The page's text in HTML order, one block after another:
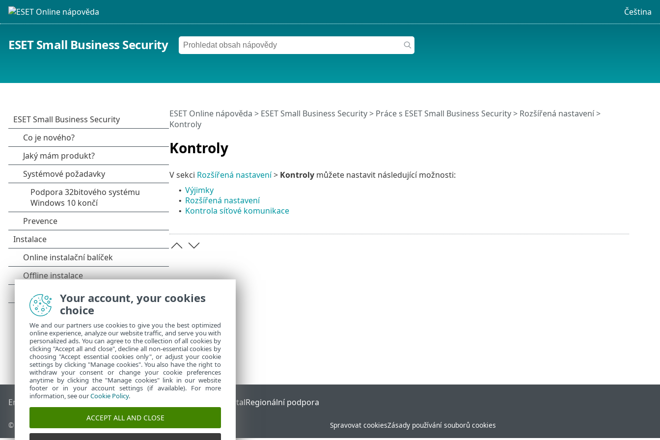
Čeština
ESET Small Business Security
Kontroly
ESET Online nápověda > ESET Small Business Security> Práce s ESET Small Business Security> Rozšířená nastavení>
Kontroly
V sekci Rozšířená nastavení> Kontrolymůžete nastavit následující možnosti:
• Výjimky
• Rozšířená nastavení
• Kontrola síťové komunikace
End of Life ESET Databáze znalostí ESET Status PortalRegionální podpora
© 1992 - 2026 ESET, spol. s r.o. - Všechna práva vyhrazena. Spravovat cookiesZásady používání souborů cookies
Your account, your cookies
choice
We and our partners use cookies to give you the best optimized
online experience, analyze our website traffic, and serve you with
personalized ads. You can agree to the collection of all cookies by
clicking "Accept all and close", decline all non-essential cookies by
choosing "Accept essential cookies only", or adjust your cookie
settings by clicking "Manage cookies". You also have the right to
withdraw your consent or change your cookie preferences
anytime by clicking the "Manage cookies" link in our website
footer or in your account settings (if available). For more
information, see ourCookie Policy.
ACCEPT ALL AND CLOSE